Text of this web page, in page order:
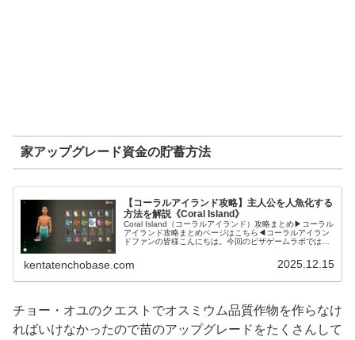
家アップグレード資金の貯蓄方法
【コーラルアイランド攻略】主人公を人魚化する
方法を解説《Coral Island》
Coral Island（コーラルアイランド）攻略まとめ▶コーラル
アイランド攻略まとめページはこちら◀コーラルアイラン
ドファンの皆様こんにちは。今回のピザゲームラボでは、
kentatenchobase.com 2025.12.15
チョー・オユのクエストでオスミウム品質作物を作らなけ
ればいけなかったので苗のアップグレードをたくさんして